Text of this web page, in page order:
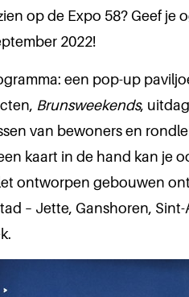
op de Expo 58? Geef je
2022!
een pop-up
Brunsweekends,
van bewoners en
kaart in de hand kan je
ontworpen gebouwen
– Jette, Ganshoren,